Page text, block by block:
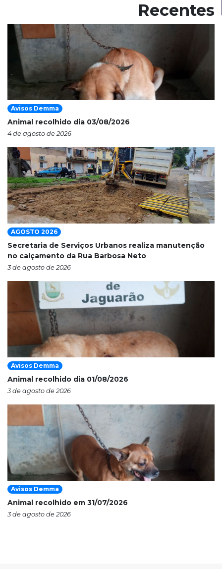
Recentes
Avisos Demma
Animal recolhido dia 03/08/2026
4 de agosto de 2026
AGOSTO 2026
Secretaria de Serviços Urbanos realiza manutenção
no calçamento da Rua Barbosa Neto
3 de agosto de 2026
Avisos Demma
Animal recolhido dia 01/08/2026
3 de agosto de 2026
Avisos Demma
Animal recolhido em 31/07/2026
3 de agosto de 2026